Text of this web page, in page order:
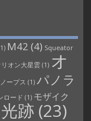
M42 (4) Squeator
リオン大星雲(1) オ
ープス (1) パノラ
ロード (1) モザイク
光跡 (23)